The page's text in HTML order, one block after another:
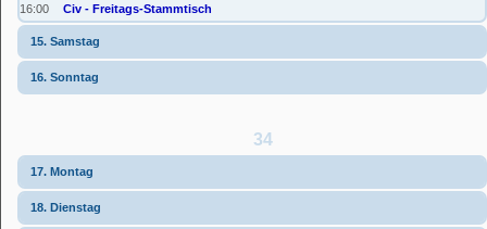
16:00 Civ - Freitags-Stammtisch
15. Samstag
16. Sonntag
34
17. Montag
18. Dienstag